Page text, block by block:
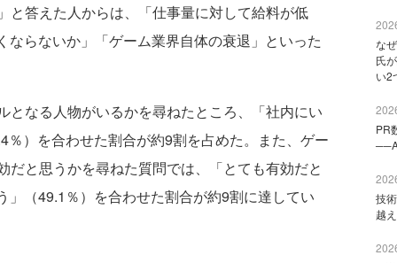
と答えた人からは、「仕事量に対して給料が低
らないか」「ゲーム業界自体の衰退」といった
なる人物がいるかを尋ねたところ、「社内にい
）を合わせた割合が約9割を占めた。また、ゲー
と思うかを尋ねた質問では、「とても有効だと
（49.1％）を合わせた割合が約9割に達してい
な
氏
い2
PR
技
越